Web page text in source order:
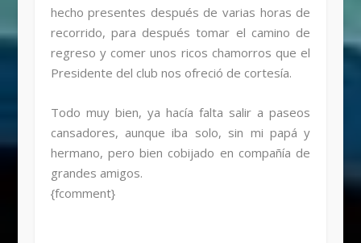
hecho presentes después de varias horas de
recorrido, para después tomar el camino de
regreso y comer unos ricos chamorros que el
Presidente del club nos ofreció de cortesía.
Todo muy bien, ya hacía falta salir a paseos
cansadores, aunque iba solo, sin mi papá y
hermano, pero bien cobijado en compañía de
grandes amigos.
{fcomment}